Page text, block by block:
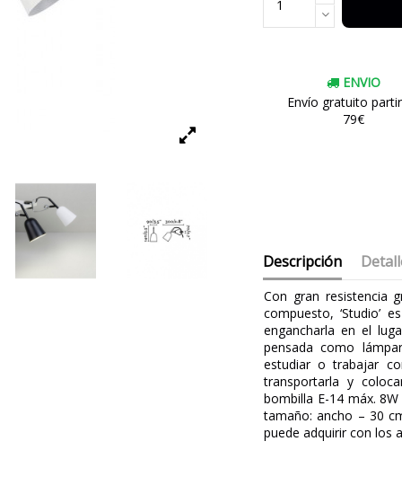
ENVIO
Envío gratuito
79€
Descripción
Con gran resistencia
compuesto, ‘Studio’
engancharla en el
pensada como
estudiar o trabajar
transportarla y
bombilla E-14 máx.
tamaño: ancho – 30
puede adquirir con los